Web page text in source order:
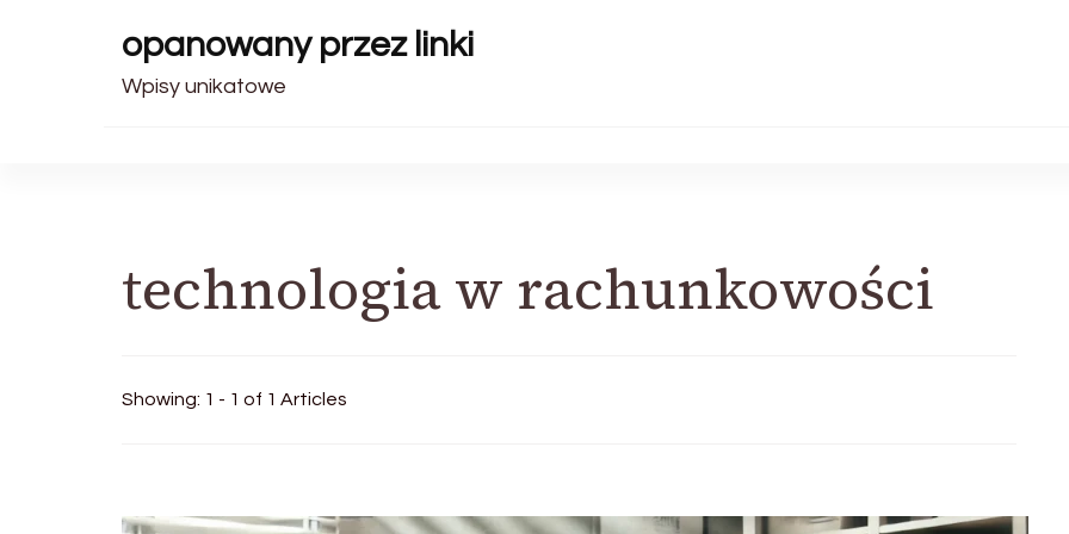
opanowany przez linki
Wpisy unikatowe
technologia w rachunkowości
Showing: 1 - 1 of 1 Articles